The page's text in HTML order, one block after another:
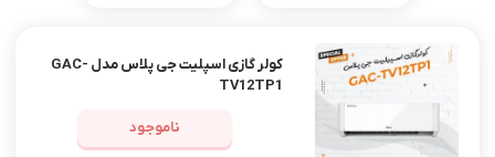
کولر گازی اسپلیت جی پلاس مدل GAC-
TV12TP1
ناموجود